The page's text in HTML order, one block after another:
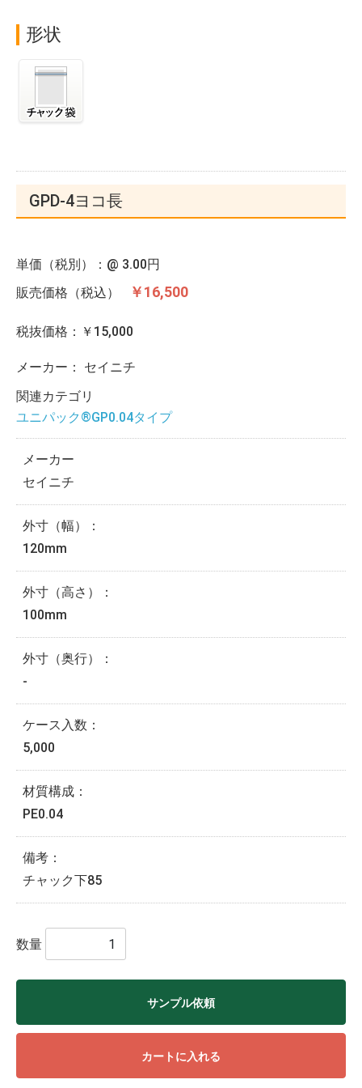
形状
GPD-4ヨコ長
単価（税別）：@ 3.00円
販売価格（税込）
￥16,500
税抜価格：￥15,000
メーカー： セイニチ
関連カテゴリ
ユニパック®GP0.04タイプ
メーカー
セイニチ
外寸（幅）：
120mm
外寸（高さ）：
100mm
外寸（奥行）：
-
ケース入数：
5,000
材質構成：
PE0.04
備考：
チャック下85
数量
サンプル依頼
カートに入れる